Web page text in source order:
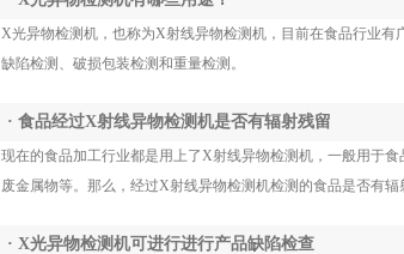
X光异物检测机，也称为X射线异物检测机，目前在食品行业
缺陷检测、破损包装检测和重量检测。
· 食品经过X射线异物检测机是否有辐射残留
现在的食品加工行业都是用上了X射线异物检测机，一般用于
废金属物等。那么，经过X射线异物检测机检测的食品是否有
· X光异物检测机可进行进行产品缺陷检查